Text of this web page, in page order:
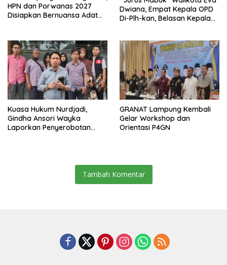
HPN dan Porwanas 2027
Disiapkan Bernuansa Adat
Dwiana, Empat Kepala OPD
Di-Plh-kan, Belasan Kepala
Kuasa Hukum Nurdjadi,
Gindha Ansori Wayka
Laporkan Penyerobotan
GRANAT Lampung Kembali
Gelar Workshop dan
Orientasi P4GN
Tambah Komentar